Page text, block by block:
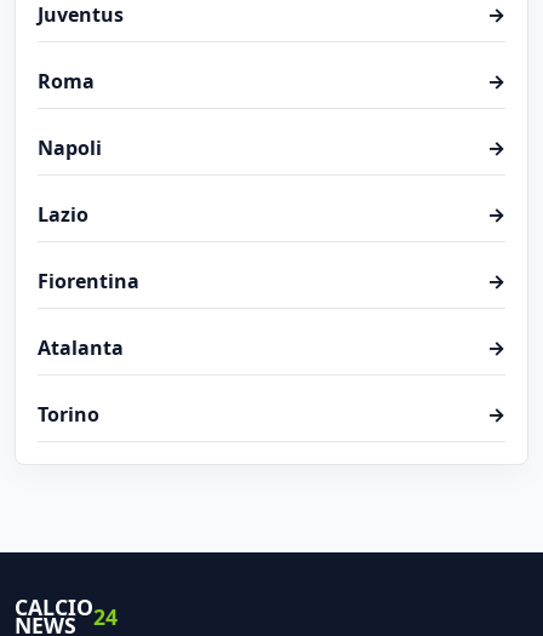
Juventus →
Roma →
Napoli →
Lazio →
Fiorentina →
Atalanta →
Torino →
CALCIO
NEWS 24